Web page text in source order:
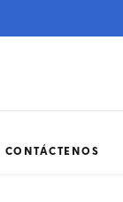
CONTÁCTENOS